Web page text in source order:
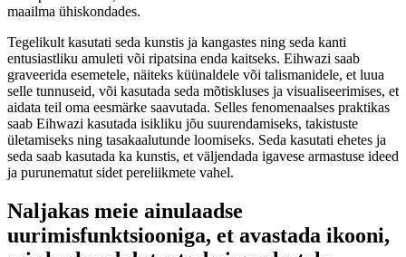
maailma ühiskondades.
Tegelikult kasutati seda kunstis ja kangastes ning seda kanti
entusiastliku amuleti või ripatsina enda kaitseks. Eihwazi saab
graveerida esemetele, näiteks küünaldele või talismanidele, et luua
selle tunnuseid, või kasutada seda mõtiskluses ja visualiseerimises, et
aidata teil oma eesmärke saavutada. Selles fenomenaalses praktikas
saab Eihwazi kasutada isikliku jõu suurendamiseks, takistuste
ületamiseks ning tasakaalutunde loomiseks. Seda kasutati ehetes ja
seda saab kasutada ka kunstis, et väljendada igavese armastuse ideed
ja purunematut sidet pereliikmete vahel.
Naljakas meie ainulaadse
uurimisfunktsiooniga, et avastada ikooni,